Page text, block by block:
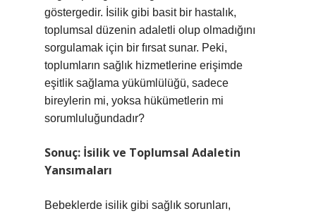
göstergedir. İsilik gibi basit bir hastalık,
toplumsal düzenin adaletli olup olmadığını
sorgulamak için bir fırsat sunar. Peki,
toplumların sağlık hizmetlerine erişimde
eşitlik sağlama yükümlülüğü, sadece
bireylerin mi, yoksa hükümetlerin mi
sorumluluğundadır?
Sonuç: İsilik ve Toplumsal Adaletin
Yansımaları
Bebeklerde isilik gibi sağlık sorunları,